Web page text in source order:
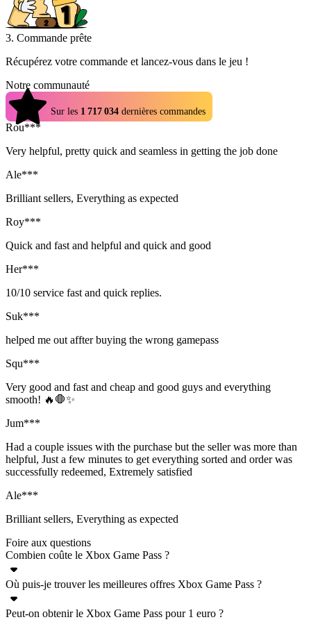
3. Commande prête
Récupérez votre commande et lancez-vous dans le jeu !
Notre communauté
Sur les 1 717 034 dernières commandes
Rou***
Very helpful, pretty quick and seamless in getting the job done
Ale***
Brilliant sellers, Everything as expected
Roy***
Quick and fast and helpful and quick and good
Her***
10/10 service fast and quick replies.
Suk***
helped me out affter buying the wrong gamepass
Squ***
Very good and fast and cheap and good guys and everything
smooth! 🔥🛑✨
Jum***
Had a couple issues with the purchase but the seller was more than
helpful, Just a few minutes to get everything sorted and order was
successfully redeemed, Extremely satisfied
Ale***
Brilliant sellers, Everything as expected
Foire aux questions
Combien coûte le Xbox Game Pass ?
Cela dépend de l'abonnement Xbox Game Pass que vous souhaitez
souscrire et de la région dans laquelle vous jouez. En général, plus le
Où puis-je trouver les meilleures offres Xbox Game Pass ?
Peut-on obtenir le Xbox Game Pass pour 1 euro ?